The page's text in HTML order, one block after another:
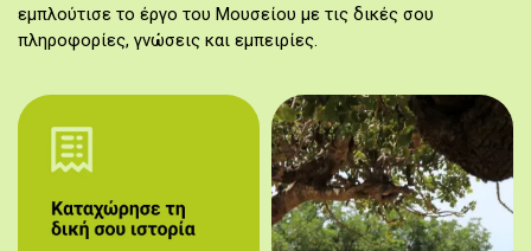
εμπλούτισε το έργο του Μουσείου με τις δικές σου
πληροφορίες, γνώσεις και εμπειρίες.